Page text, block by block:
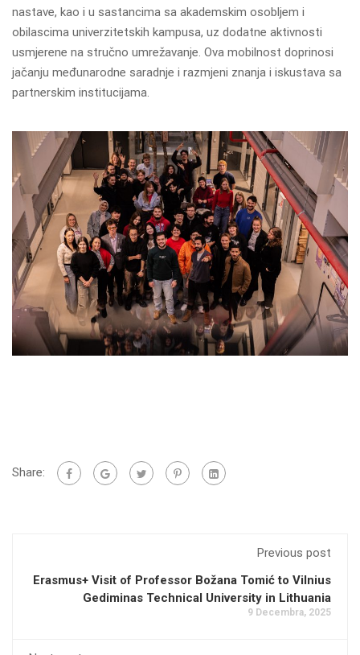
nastave, kao i u sastancima sa akademskim osobljem i
obilascima univerzitetskih kampusa, uz dodatne aktivnosti
usmjerene na stručno umrežavanje. Ova mobilnost doprinosi
jačanju međunarodne saradnje i razmjeni znanja i iskustava sa
partnerskim institucijama.
Share:
Previous post
Erasmus+ Visit of Professor Božana Tomić to Vilnius
Gediminas Technical University in Lithuania
9 Decembra, 2025